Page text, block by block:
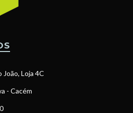
João, Loja 4C
- Cacém